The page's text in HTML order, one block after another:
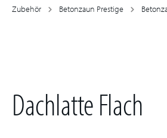
Zubehör Betonzaun Prestige
Dachlatte Flach